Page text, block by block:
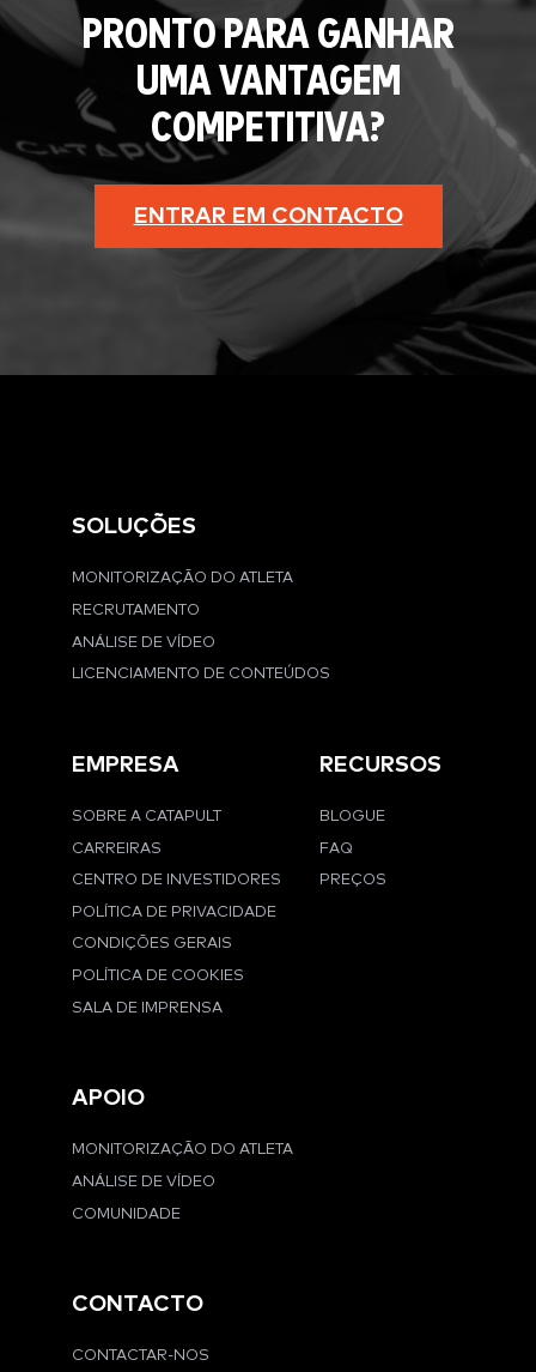
PRONTO PARA GANHAR
UMA VANTAGEM
COMPETITIVA?
ENTRAR EM CONTACTO
SOLUÇÕES
MONITORIZAÇÃO DO ATLETA
RECRUTAMENTO
ANÁLISE DE VÍDEO
LICENCIAMENTO DE CONTEÚDOS
EMPRESA
SOBRE A CATAPULT
CARREIRAS
CENTRO DE INVESTIDORES
POLÍTICA DE PRIVACIDADE
CONDIÇÕES GERAIS
POLÍTICA DE COOKIES
SALA DE IMPRENSA
RECURSOS
BLOGUE
FAQ
PREÇOS
APOIO
MONITORIZAÇÃO DO ATLETA
ANÁLISE DE VÍDEO
COMUNIDADE
CONTACTO
CONTACTAR-NOS